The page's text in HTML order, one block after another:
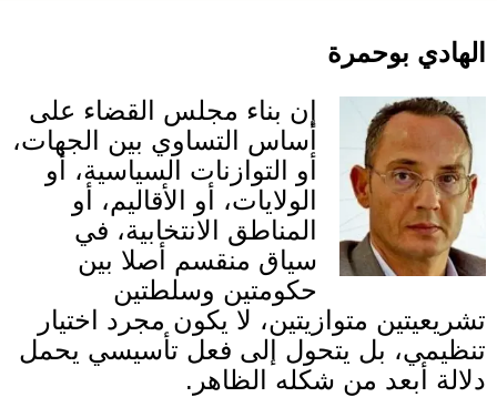
الهادي بوحمرة
إن بناء مجلس القضاء على
أساس التساوي بين الجهات،
أو التوازنات السياسية، أو
الولايات، أو الأقاليم، أو
المناطق الانتخابية، في
سياق منقسم أصلا بين
حكومتين وسلطتين
تشريعيتين متوازيتين، لا يكون مجرد اختيار
تنظيمي، بل يتحول إلى فعل تأسيسي يحمل
دلالة أبعد من شكله الظاهر .